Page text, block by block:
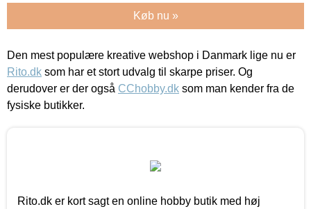
Køb nu »
Den mest populære kreative webshop i Danmark lige nu er
Rito.dk som har et stort udvalg til skarpe priser. Og
derudover er der også CChobby.dk som man kender fra de
fysiske butikker.
Rito.dk er kort sagt en online hobby butik med høj